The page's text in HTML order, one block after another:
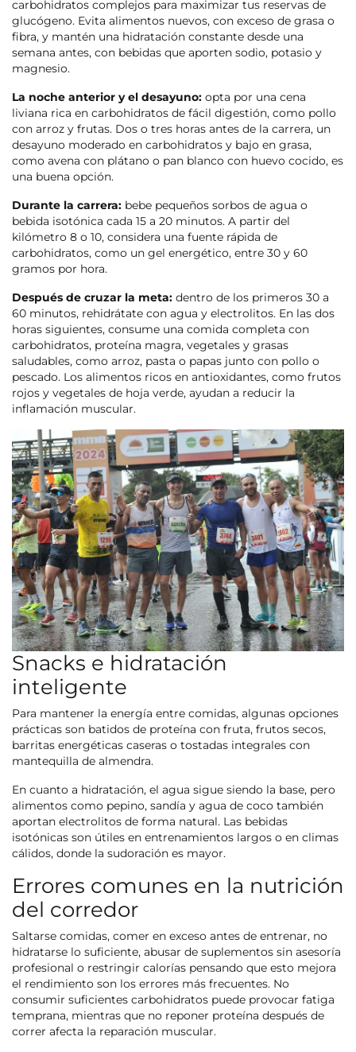
carbohidratos complejos para maximizar tus reservas de
glucógeno. Evita alimentos nuevos, con exceso de grasa o
fibra, y mantén una hidratación constante desde una
semana antes, con bebidas que aporten sodio, potasio y
magnesio.
La noche anterior y el desayuno: opta por una cena
liviana rica en carbohidratos de fácil digestión, como pollo
con arroz y frutas. Dos o tres horas antes de la carrera, un
desayuno moderado en carbohidratos y bajo en grasa,
como avena con plátano o pan blanco con huevo cocido, es
una buena opción.
Durante la carrera: bebe pequeños sorbos de agua o
bebida isotónica cada 15 a 20 minutos. A partir del
kilómetro 8 o 10, considera una fuente rápida de
carbohidratos, como un gel energético, entre 30 y 60
gramos por hora.
Después de cruzar la meta: dentro de los primeros 30 a
60 minutos, rehidrátate con agua y electrolitos. En las dos
horas siguientes, consume una comida completa con
carbohidratos, proteína magra, vegetales y grasas
saludables, como arroz, pasta o papas junto con pollo o
pescado. Los alimentos ricos en antioxidantes, como frutos
rojos y vegetales de hoja verde, ayudan a reducir la
inflamación muscular.
Snacks e hidratación
inteligente
Para mantener la energía entre comidas, algunas opciones
prácticas son batidos de proteína con fruta, frutos secos,
barritas energéticas caseras o tostadas integrales con
mantequilla de almendra.
En cuanto a hidratación, el agua sigue siendo la base, pero
alimentos como pepino, sandía y agua de coco también
aportan electrolitos de forma natural. Las bebidas
isotónicas son útiles en entrenamientos largos o en climas
cálidos, donde la sudoración es mayor.
Errores comunes en la nutrición
del corredor
Saltarse comidas, comer en exceso antes de entrenar, no
hidratarse lo suficiente, abusar de suplementos sin asesoría
profesional o restringir calorías pensando que esto mejora
el rendimiento son los errores más frecuentes. No
consumir suficientes carbohidratos puede provocar fatiga
temprana, mientras que no reponer proteína después de
correr afecta la reparación muscular.